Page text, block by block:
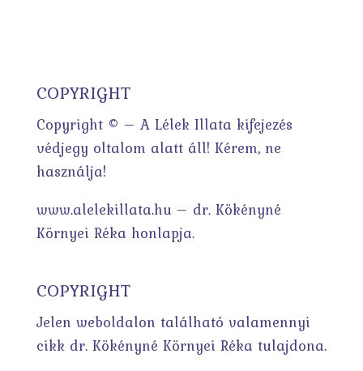
COPYRIGHT
Copyright © – A Lélek Illata kifejezés
védjegy oltalom alatt áll! Kérem, ne
használja!
www.alelekillata.hu – dr. Kökényné
Környei Réka honlapja.
COPYRIGHT
Jelen weboldalon található valamennyi
cikk dr. Kökényné Környei Réka tulajdona.